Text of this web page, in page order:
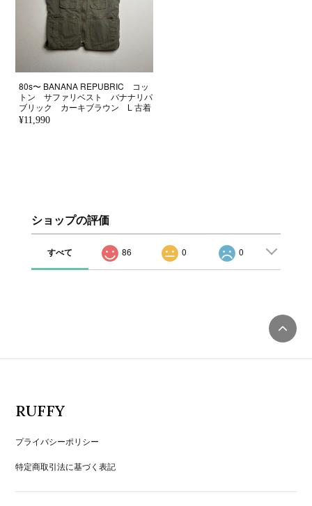
80s〜 BANANA REPUBRIC コッ
トン サファリベスト バナナリパ
ブリック カーキブラウン L 古着
¥11,990
ショップの評価
すべて 86 0 0
RUFFY
プライバシーポリシー
特定商取引法に基づく表記